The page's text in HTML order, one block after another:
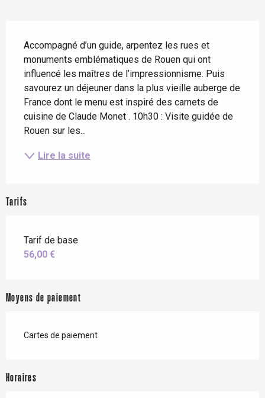
Accompagné d’un guide, arpentez les rues et
monuments emblématiques de Rouen qui ont
influencé les maîtres de l’impressionnisme. Puis
savourez un déjeuner dans la plus vieille auberge de
France dont le menu est inspiré des carnets de
cuisine de Claude Monet . 10h30 : Visite guidée de
Rouen sur les...
Lire la suite
Tarifs
Tarif de base
56,00 €
Moyens de paiement
Cartes de paiement
Horaires